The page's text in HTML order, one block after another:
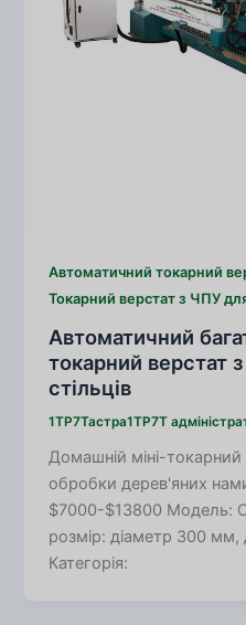
Автоматичний токарний
Токарний верстат з ЧПУ
Автоматичний
токарний верстат
стільців
1TP7Тастра1TP7Т
Домашній міні-
обробки дерев'яних
$7000-$13800 Модель:
розмір: діаметр 300
Категорія: